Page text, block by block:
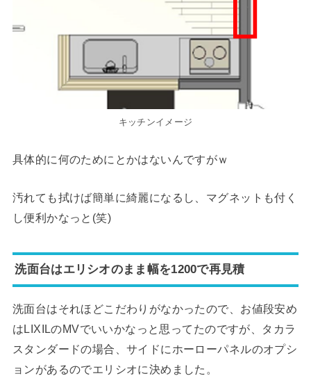
キッチンイメージ
具体的に何のためにとかはないんですがｗ
汚れても拭けば簡単に綺麗になるし、マグネットも付く
し便利かなっと(笑)
洗面台はエリシオのまま幅を1200で再見積
洗面台はそれほどこだわりがなかったので、お値段安め
はLIXILのMVでいいかなっと思ってたのですが、タカラ
スタンダードの場合、サイドにホーローパネルのオプシ
ョンがあるのでエリシオに決めました。